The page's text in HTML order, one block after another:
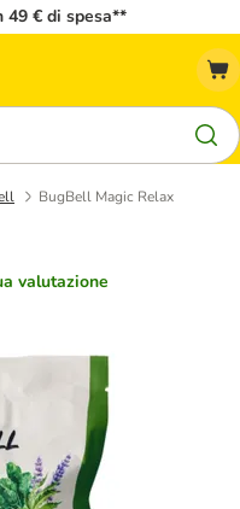
49 € di spesa**
BugBell Magic Relax
valutazione